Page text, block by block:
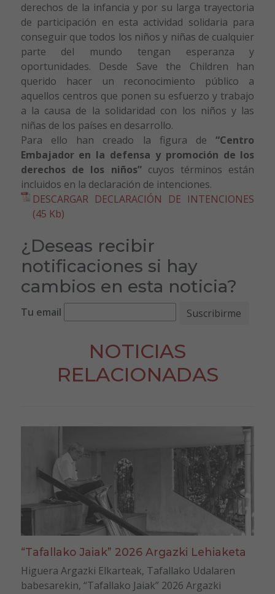
derechos de la infancia y por su larga trayectoria
de participación en esta actividad solidaria para
conseguir que todos los niños y niñas de cualquier
parte del mundo tengan esperanza y
oportunidades. Desde Save the Children han
querido hacer un reconocimiento público a
aquellos centros que ponen su esfuerzo y trabajo
a la causa de la solidaridad con los niños y las
niñas de los países en desarrollo.
Para ello han creado la figura de“Centro
Embajador en la defensa y promoción de los
derechos de los niños”cuyos términos están
incluidos en la declaración de intenciones.
DESCARGAR DECLARACIÓN DE INTENCIONES
(45 Kb)
¿Deseas recibir
notificaciones si hay
cambios en esta noticia?
Tu email
NOTICIAS
RELACIONADAS
“Tafallako Jaiak” 2026 Argazki Lehiaketa
Higuera Argazki Elkarteak, Tafallako Udalaren
babesarekin, “Tafallako Jaiak” 2026 Argazki